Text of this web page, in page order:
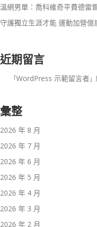
溫網男單：喬科維奇平費德雷
守護獨立生涯才能 運動加營
近期留言
「WordPress 示範留言者
彙整
2026 年 8 月
2026 年 7 月
2026 年 6 月
2026 年 5 月
2026 年 4 月
2026 年 3 月
2026 年 2 月